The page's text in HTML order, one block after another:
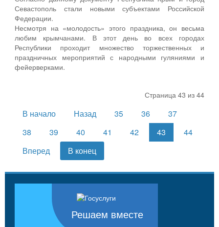
Севастополь стали новыми субъектами Российской
Федерации.
Несмотря на «молодость» этого праздника, он весьма
любим крымчанами. В этот день во всех городах
Республики проходит множество торжественных и
праздничных мероприятий с народными гуляниями и
фейерверками.
Страница 43 из 44
В начало Назад 35 36
37
38
39 40 41 42 43
44
Вперед
В конец
Решаем вместе